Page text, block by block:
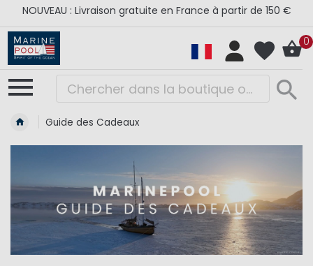
NOUVEAU : Livraison gratuite en France à partir de 150 €
0
Guide des Cadeaux